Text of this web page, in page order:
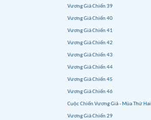
Vương Giả Chiến 39
Vương Giả Chiến 40
Vương Giả Chiến 41
Vương Giả Chiến 42
Vương Giả Chiến 43
Vương Giả Chiến 44
Vương Giả Chiến 45
Vương Giả Chiến 46
Cuộc Chiến Vương Giả - Mùa Thứ Hai
Vương Giả Chiến 29